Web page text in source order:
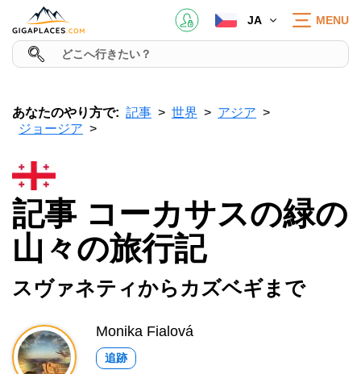
JA MENU
あなたのやり方で: 記事 世界
アジア
ジョージア
記事 コーカサスの緑の
山々の旅行記
スヴァネティからカズベギまで
Monika Fialová
追跡